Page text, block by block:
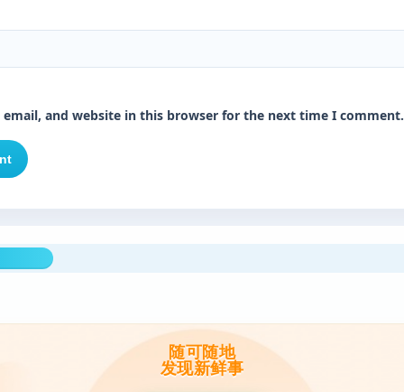
email, and website in this browser for the next time I comment.
随可随地
发现新鲜事